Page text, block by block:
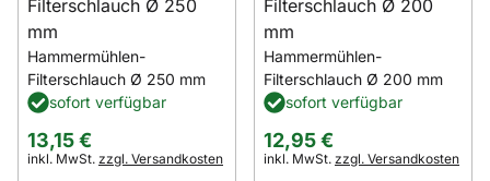
Hammermühlen-
Filterschlauch Ø 250 mm
sofort verfügbar
13,15€
Steuerhinweis:
inkl. MwSt. zzgl. Versandkosten
Hammermühlen-
Filterschlauch Ø 200 mm
sofort verfügbar
12,95€
Steuerhinweis:
inkl. MwSt. zzgl. Versandkosten